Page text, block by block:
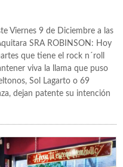
Viernes 9 de Diciembre a las
SRA ROBINSON: Hoy
que tiene el rock n´roll
viva la llama que puso
Sol Lagarto o 69
dejan patente su intención